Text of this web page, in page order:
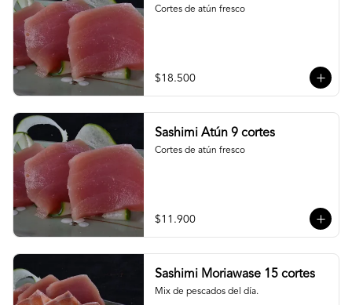
Cortes de atún fresco
$18.500
Sashimi Atún 9 cortes
Cortes de atún fresco
$11.900
Sashimi Moriawase 15 cortes
Mix de pescados del día.